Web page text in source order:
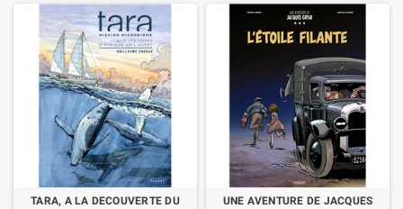
TARA, A LA DECOUVERTE DU
UNE AVENTURE DE JACQUES